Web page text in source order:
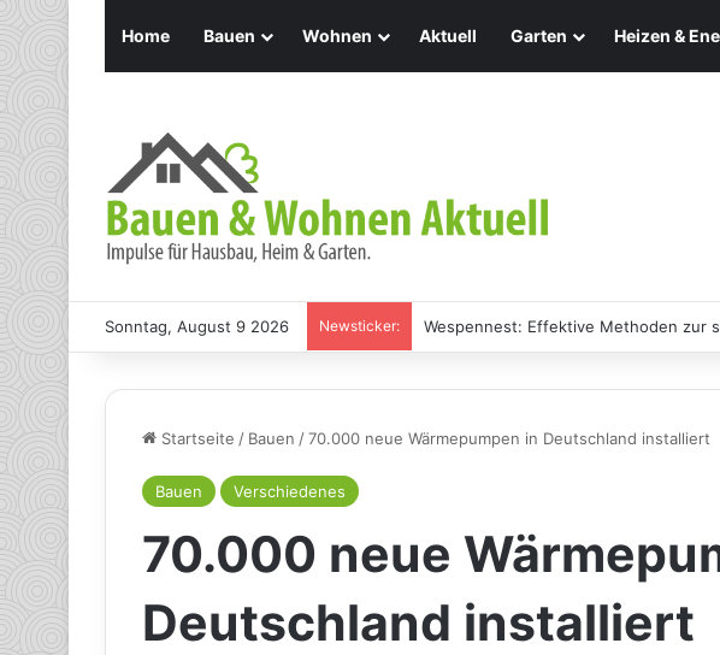
Home Bauen Wohnen Aktuell Garten Heizen &
Sonntag, August 9 2026 Newsticker: Holz Pendelleuchten: Eleganz und
Startseite / Bauen /70.000 neue Wärmepumpen in Deutschland installiert
Bauen Verschiedenes
70.000 neue
Deutschland installiert